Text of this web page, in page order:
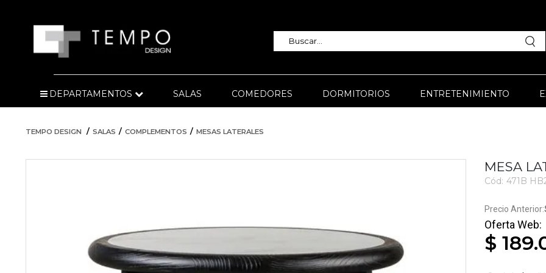
DEPARTAMENTOS SALAS COMEDORES DORMITORIOS ENTRETENIMIENTO
TEMPO DESIGN SALAS COMPLEMENTOS MESAS LATERALES
MESA
Cód: 471B
$